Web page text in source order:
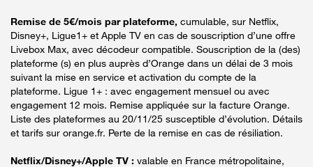
Remise de 5€/mois par plateforme, cumulable, sur Netflix,
Disney+, Ligue1+ et Apple TV en cas de souscription d’une offre
Livebox Max, avec décodeur compatible. Souscription de la (des)
plateforme (s) en plus auprès d’Orange dans un délai de 3 mois
suivant la mise en service et activation du compte de la
plateforme. Ligue 1+ : avec engagement mensuel ou avec
engagement 12 mois. Remise appliquée sur la facture Orange.
Liste des plateformes au 20/11/25 susceptible d’évolution. Détails
et tarifs sur orange.fr. Perte de la remise en cas de résiliation.
Netflix/Disney+/Apple TV : valable en France métropolitaine,